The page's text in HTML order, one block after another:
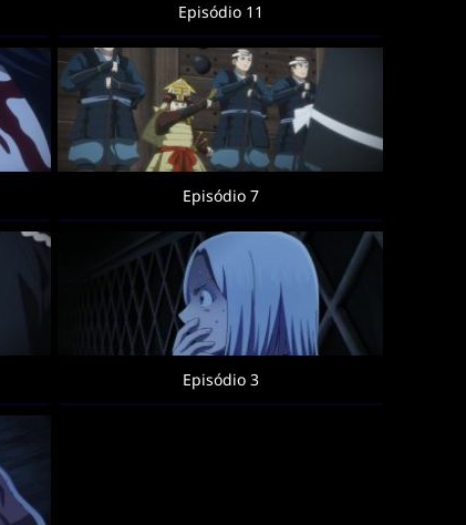
Episódio 11
Episódio 7
Episódio 3